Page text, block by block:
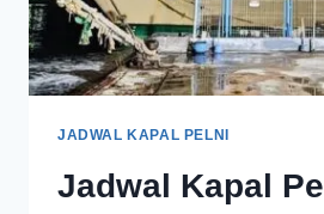
JADWAL KAPAL PELNI
Jadwal Kapal